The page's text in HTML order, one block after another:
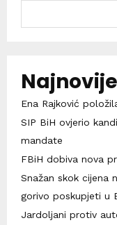
Ena Rajković
SIP BiH ovjerio
mandate
FBiH dobiva nova
Snažan skok cijena
gorivo poskupjeti u
Jardoljani protiv